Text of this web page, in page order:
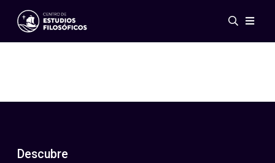
Eventos
ES
EN
Descubre